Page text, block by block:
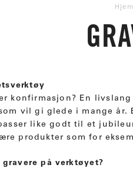
Hjem
konfirmasjon? En
vil gi glede i mange år.
like godt til et
produkter som for
gravere på verktøyet?